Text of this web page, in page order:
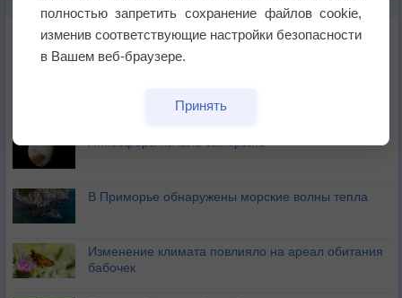
Космическая погода влияет на транспорт
Атмосфера начала замерзать
В Приморье обнаружены морские волны тепла
Изменение климата повлияло на ареал обитания
бабочек
полностью запретить сохранение файлов cookie,
изменив соответствующие настройки безопасности
в Вашем веб-браузере.
Принять